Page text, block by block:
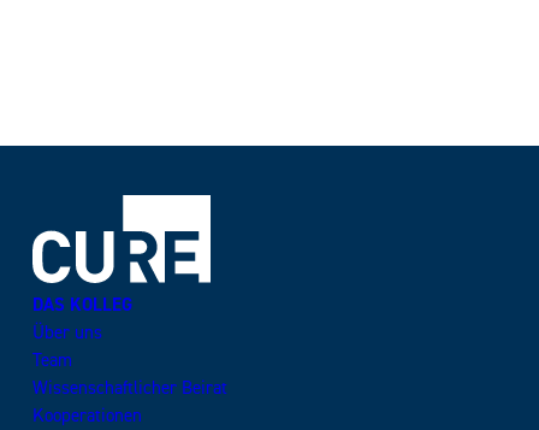
DAS KOLLEG
Über uns
Team
Wissenschaftlicher Beirat
Kooperationen